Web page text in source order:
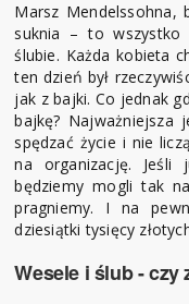
Marsz Mendelssohna,
suknia – to wszystko
ślubie. Każda kobieta
ten dzień był
jak z bajki. Co jednak
bajkę? Najważniejsza
spędzać życie i nie
na organizację.
będziemy mogli tak
pragniemy. I na
dziesiątki tysięcy
Wesele i ślub - czy